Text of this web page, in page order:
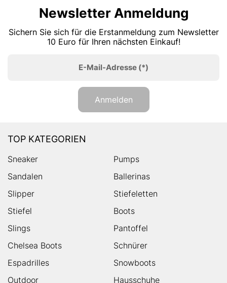
Newsletter Anmeldung
Sichern Sie sich für die Erstanmeldung zum Newsletter
10 Euro für Ihren nächsten Einkauf!
E-Mail-Adresse (*)
Anmelden
TOP KATEGORIEN
Sneaker
Pumps
Sandalen
Ballerinas
Slipper
Stiefeletten
Stiefel
Boots
Slings
Pantoffel
Chelsea Boots
Schnürer
Espadrilles
Snowboots
Outdoor
Hausschuhe